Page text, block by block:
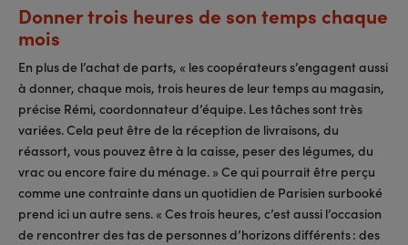
Donner trois heures de son temps chaque
mois
En plus de l’achat de parts, « les coopérateurs s’engagent aussi
à donner, chaque mois, trois heures de leur temps au magasin,
précise Rémi, coordonnateur d’équipe. Les tâches sont très
variées. Cela peut être de la réception de livraisons, du
réassort, vous pouvez être à la caisse, peser des légumes, du
vrac ou encore faire du ménage. » Ce qui pourrait être perçu
comme une contrainte dans un quotidien de Parisien surbooké
prend ici un autre sens. « Ces trois heures, c’est aussi l’occasion
de rencontrer des tas de personnes d’horizons différents : des